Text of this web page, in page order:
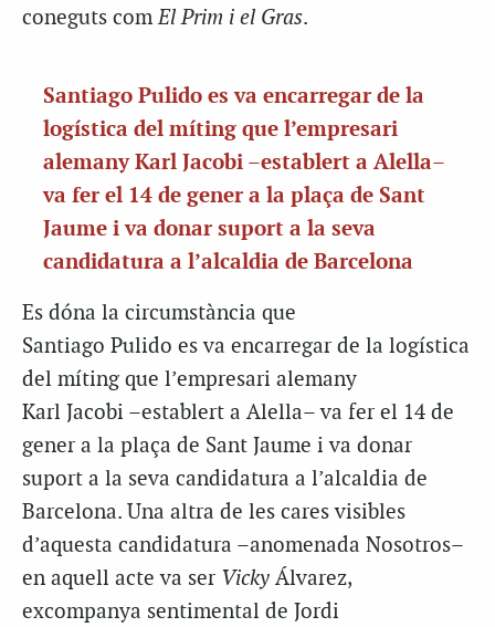
coneguts comEl Prim i el Gras.
Santiago Pulido es va encarregar de la
logística del míting que l’empresari
alemany Karl Jacobi –establert a Alella–
va fer el 14 de gener a la plaça de Sant
Jaume i va donar suport a la seva
candidatura a l’alcaldia de Barcelona
Es dóna la circumstància que
Santiago Pulido es va encarregar de la logística
del míting que l’empresari alemany
Karl Jacobi –establert a Alella– va fer el 14 de
gener a la plaça de Sant Jaume i va donar
suport a la seva candidatura a l’alcaldia de
Barcelona. Una altra de les cares visibles
d’aquesta candidatura –anomenada Nosotros–
en aquell acte va ser Vicky Álvarez,
excompanya sentimental de Jordi